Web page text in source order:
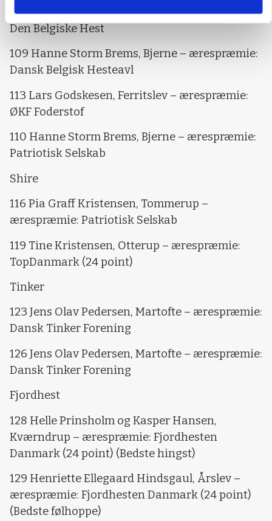
ærespræmie: Den Jyske Hest Fyn
Den Belgiske Hest
109 Hanne Storm Brems, Bjerne – ærespræmie:
Dansk Belgisk Hesteavl
113 Lars Godskesen, Ferritslev – ærespræmie:
ØKF Foderstof
110 Hanne Storm Brems, Bjerne – ærespræmie:
Patriotisk Selskab
Shire
116 Pia Graff Kristensen, Tommerup –
ærespræmie: Patriotisk Selskab
119 Tine Kristensen, Otterup – ærespræmie:
TopDanmark (24 point)
Tinker
123 Jens Olav Pedersen, Martofte – ærespræmie:
Dansk Tinker Forening
126 Jens Olav Pedersen, Martofte – ærespræmie:
Dansk Tinker Forening
Fjordhest
128 Helle Prinsholm og Kasper Hansen,
Kværndrup – ærespræmie: Fjordhesten
Danmark (24 point) (Bedste hingst)
129 Henriette Ellegaard Hindsgaul, Årslev –
ærespræmie: Fjordhesten Danmark (24 point)
(Bedste følhoppe)